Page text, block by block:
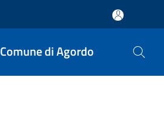
Comune di Agordo